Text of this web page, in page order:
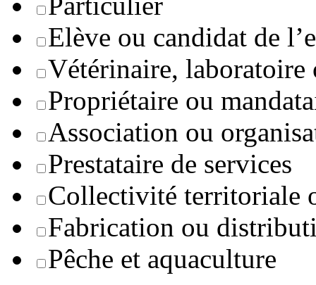
Elève ou candidat de
Vétérinaire, laboratoire
Propriétaire ou
Association ou
Prestataire de services
Collectivité territoriale
Fabrication ou
Pêche et aquaculture